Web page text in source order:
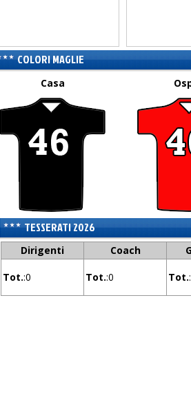
COLORI MAGLIE
Casa
TESSERATI 2026
Dirigenti Coach
Tot.:0 Tot.:0 Tot.